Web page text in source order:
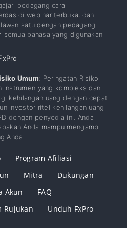
pedagang cara
di webinar terbuka, dan
satu dengan pedagang.
semua bahasa yang digunakan
Umum: Peringatan Risiko
instrumen yang kompleks dan
kehilangan uang dengan cepat
investor ritel kehilangan uang
dengan penyedia ini. Anda
Anda mampu mengambil
Anda.
Program Afiliasi
Mitra
Dukungan
Akun
FAQ
Rujukan Unduh FxPro